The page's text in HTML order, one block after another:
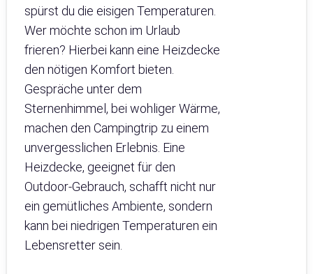
spürst du die eisigen Temperaturen.
Wer möchte schon im Urlaub
frieren? Hierbei kann eine Heizdecke
den nötigen Komfort bieten.
Gespräche unter dem
Sternenhimmel, bei wohliger Wärme,
machen den Campingtrip zu einem
unvergesslichen Erlebnis. Eine
Heizdecke, geeignet für den
Outdoor-Gebrauch, schafft nicht nur
ein gemütliches Ambiente, sondern
kann bei niedrigen Temperaturen ein
Lebensretter sein.